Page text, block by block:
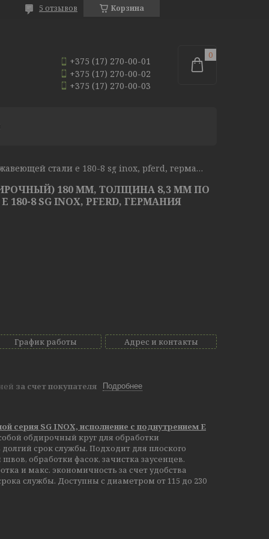
Корзина
5 отзывов
+375 (17) 270-00-01
+375 (17) 270-00-02
+375 (17) 270-00-03
Круг зачистной (обдирочный) 180 мм, толщина 8,3 мм по нержавеющей стали e 180-8 sg inox, pferd, германия
180 ММ, ТОЛЩИНА 8,3 ММ ПО
8 SG INOX, PFERD, ГЕРМАНИЯ
График работы Адрес и контакты
за счет покупателя Подробнее
серия SG INOX, исполнение с поднутрением E
обдирочный круг для обработки
срок службы. Подходит для плоского
обработки фасок, зачистка заусенцев.
и макс. экономичность за счет удобства
службы. Доступны с диаметром от 115 до 230